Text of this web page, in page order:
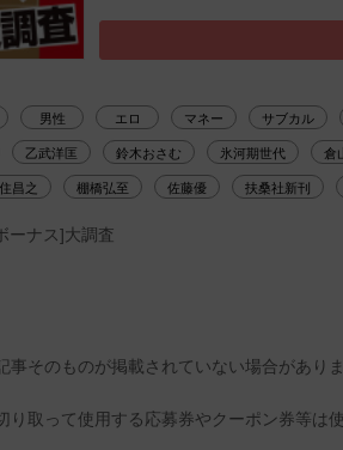
男性 エロ マネー サブカル
乙武洋匡 鈴木おさむ 氷河期世代 倉
昌之 棚橋弘至 佐藤優 扶桑社新刊
ーナス]大調査
そのものが掲載されていない場合がありま
取って使用する応募券やクーポン券等は